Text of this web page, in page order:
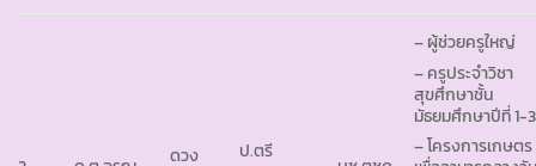
ดวง
ป.ตรี
– ผู้ช่วยครูใหญ่
– ครูประจำวิชา
สุขศึกษาชั้น
มัธยมศึกษาปีที่ 1-3
– โครงการเกษตร